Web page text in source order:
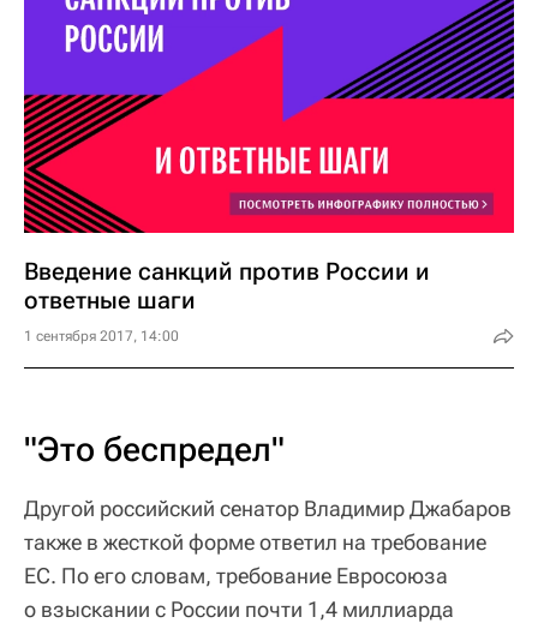
Введение санкций против России и
ответные шаги
1 сентября 2017, 14:00
"Это беспредел"
Другой российский сенатор Владимир Джабаров
также в жесткой форме ответил на требование
ЕС. По его словам, требование Евросоюза
о взыскании с России почти 1,4 миллиарда